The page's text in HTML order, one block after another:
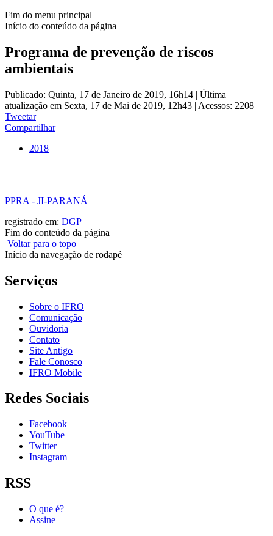
Fim do menu principal
Início do conteúdo da página
Programa de prevenção de riscos
ambientais
Publicado: Quinta, 17 de Janeiro de 2019, 16h14 | Última
atualização em Sexta, 17 de Mai de 2019, 12h43 | Acessos: 2208
Tweetar
Compartilhar
2018
PPRA - JI-PARANÁ
registrado em: DGP
Fim do conteúdo da página
Voltar para o topo
Início da navegação de rodapé
Serviços
Sobre o IFRO
Comunicação
Ouvidoria
Contato
Site Antigo
Fale Conosco
IFRO Mobile
Redes Sociais
Facebook
YouTube
Twitter
Instagram
RSS
O que é?
Assine